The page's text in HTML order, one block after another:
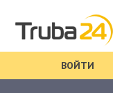
ВОЙТИ